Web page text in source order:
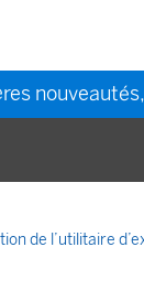
de l’utilitaire